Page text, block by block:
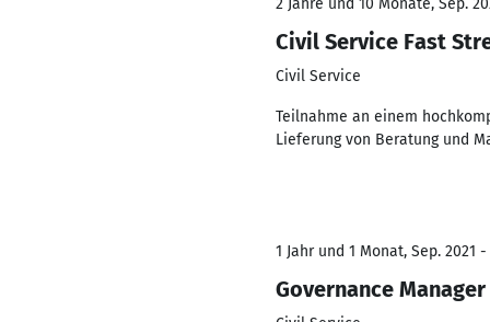
2 Jahre und 10 Monate, Sep.
Civil Service Fast
Civil Service
Teilnahme an einem
Lieferung von Beratung und
1 Jahr und 1 Monat, Sep. 2021
Governance Manager